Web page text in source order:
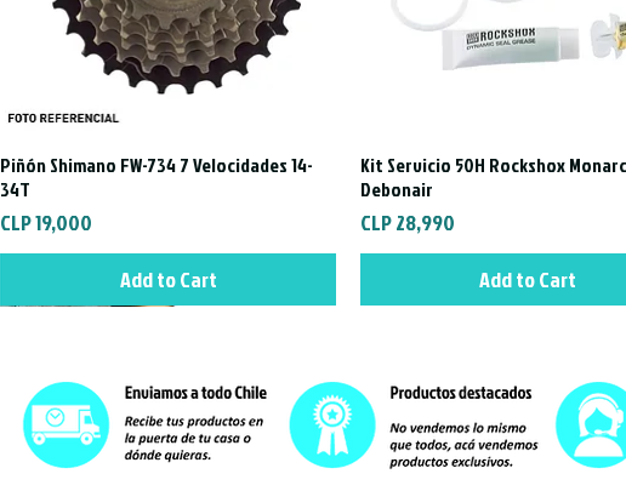
Quick View
Piñón Shimano FW-734 7 Velocidades 14-
34T
Price
CLP 19,000
Add to Cart
Quick View
Kit Servicio 50H Rockshox
Debonair
Price
CLP 28,990
Add to Cart